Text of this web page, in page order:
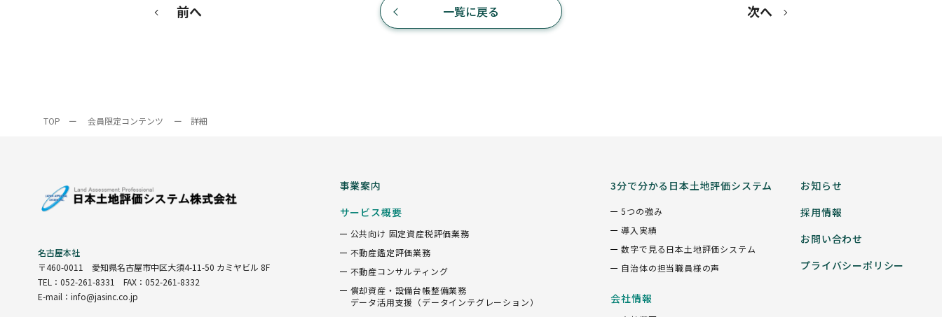
前へ 一覧に戻る 次へ
TOP ー 会員限定コンテンツ ー 詳細
名古屋本社
〒460-0011 愛知県名古屋市中区大須4-11-50 カミヤビル 8F
TEL：052-261-8331 FAX：052-261-8332
E-mail：info@jasinc.co.jp
事業案内
サービス概要
公共向け 固定資産税評価業務
不動産鑑定評価業務
不動産コンサルティング
償却資産・設備台帳整備業務
データ活用支援（データインテグレーション）
3分で分かる日本土地評価システム
5つの強み
導入実績
数字で見る日本土地評価システム
自治体の担当職員様の声
会社情報
お知らせ
採用情報
お問い合わせ
プライバシーポリシー